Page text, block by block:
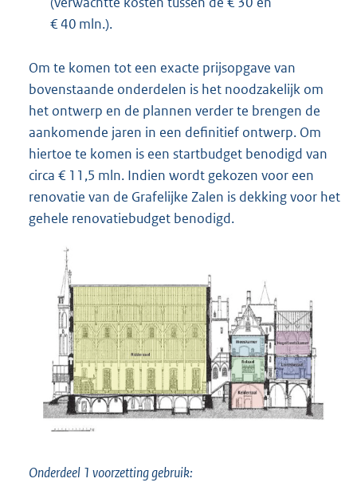
€ 40 mln.).
Om te komen tot een exacte prijsopgave van
bovenstaande onderdelen is het noodzakelijk om
het ontwerp en de plannen verder te brengen de
aankomende jaren in een definitief ontwerp. Om
hiertoe te komen is een startbudget benodigd van
circa € 11,5 mln. Indien wordt gekozen voor een
renovatie van de Grafelijke Zalen is dekking voor het
gehele renovatiebudget benodigd.
Onderdeel 1 voorzetting gebruik: